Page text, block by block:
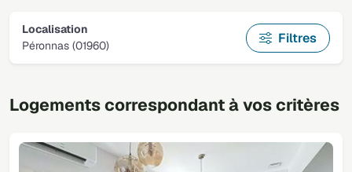
Localisation
Péronnas (01960)
Filtres
Logements correspondant à vos critères